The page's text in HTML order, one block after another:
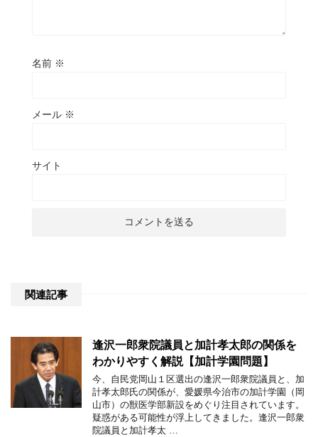
名前 ※
メール ※
サイト
関連記事
逢沢一郎衆院議員と加計孝太郎の関係を
わかりやすく解説【加計学園問題】
今、自民党岡山１区選出の逢沢一郎衆院議員と、加
計孝太郎氏の関係が、愛媛県今治市の加計学園（岡
山市）の獣医学部新設をめぐり注目されています。
疑惑がある可能性が浮上してきました。逢沢一郎衆
院議員と加計孝太 …